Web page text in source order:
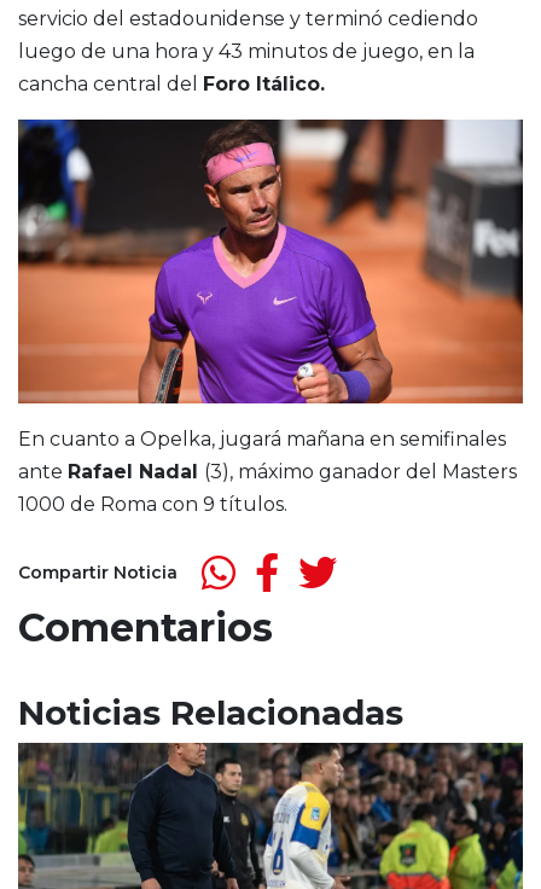
servicio del estadounidense y terminó cediendo
luego de una hora y 43 minutos de juego, en la
cancha central del
Foro Itálico.
En cuanto a Opelka, jugará mañana en semifinales
ante Rafael Nadal (3), máximo ganador del Masters
1000 de Roma con 9 títulos.
Compartir Noticia
Comentarios
Noticias Relacionadas